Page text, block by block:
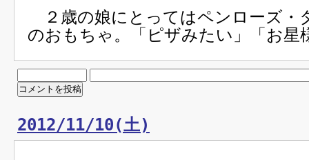
２歳の娘にとってはペンローズ・
のおもちゃ。「ピザみたい」「お星
2012/11/10(土)